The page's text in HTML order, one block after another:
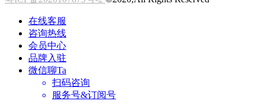
在线客服
咨询热线
会员中心
品牌入驻
微信聊Ta
扫码咨询
服务号&订阅号